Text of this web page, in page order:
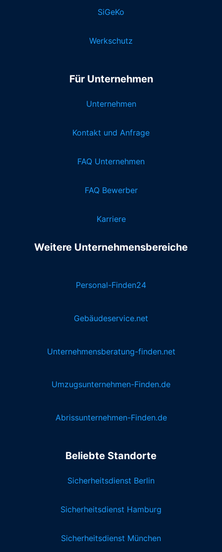
SiGeKo
Werkschutz
Für Unternehmen
Unternehmen
Kontakt und Anfrage
FAQ Unternehmen
FAQ Bewerber
Karriere
Weitere Unternehmensbereiche
Personal-Finden24
Gebäudeservice.net
Unternehmensberatung-finden.net
Umzugsunternehmen-Finden.de
Abrissunternehmen-Finden.de
Beliebte Standorte
Sicherheitsdienst Berlin
Sicherheitsdienst Hamburg
Sicherheitsdienst München